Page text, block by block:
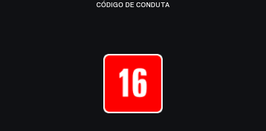
CÓDIGO DE CONDUTA